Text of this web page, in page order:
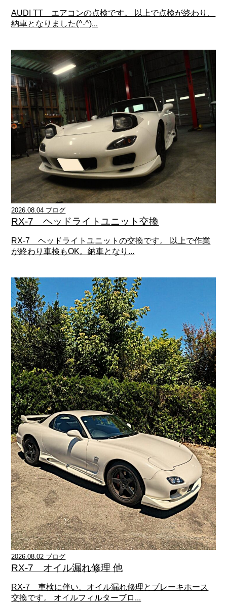
AUDI TT エアコンの点検です。 以上で点検が終わり、
納車となりました(^-^)...
2026.08.04 ブログ
RX-7 ヘッドライトユニット交換
RX-7 ヘッドライトユニットの交換です。 以上で作業
が終わり車検もOK。納車となり...
2026.08.02 ブログ
RX-7 オイル漏れ修理 他
RX-7 車検に伴い、オイル漏れ修理とブレーキホース
交換です。 オイルフィルターブロ...